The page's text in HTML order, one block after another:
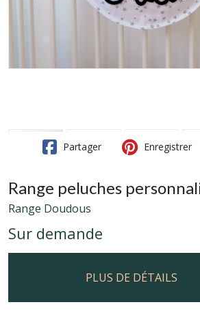
Partager Enregistrer
Range peluches
Range Doudous
Sur demande
PLUS DE DÉTAILS